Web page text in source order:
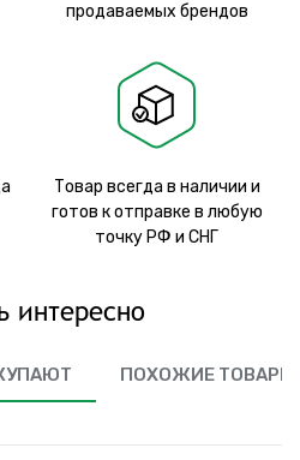
продаваемых брендов
Товар всегда в наличии и
готов к отправке в любую
точку РФ и СНГ
интересно
ПОХОЖИЕ ТОВАРЫ